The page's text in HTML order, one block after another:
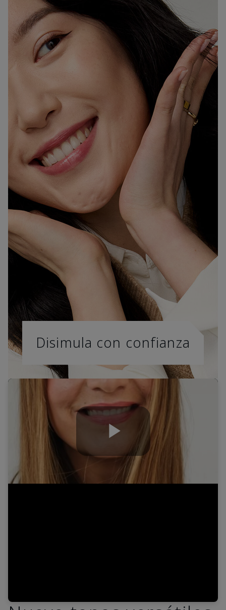
Disimula con confianza
Play